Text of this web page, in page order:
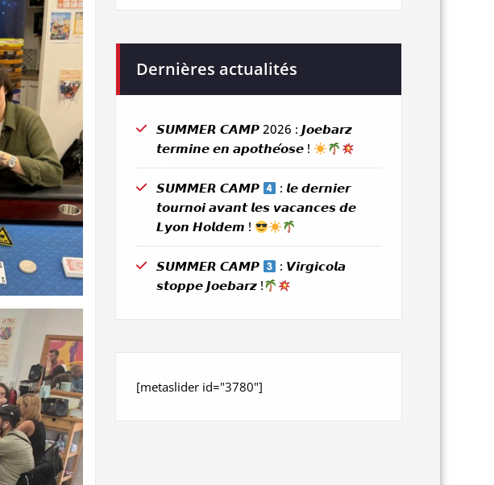
Dernières actualités
𝙎𝙐𝙈𝙈𝙀𝙍 𝘾𝘼𝙈𝙋 2026 : 𝙅𝙤𝙚𝙗𝙖𝙧𝙯
𝙩𝙚𝙧𝙢𝙞𝙣𝙚 𝙚𝙣 𝙖𝙥𝙤𝙩𝙝𝙚́𝙤𝙨𝙚 !
𝙎𝙐𝙈𝙈𝙀𝙍 𝘾𝘼𝙈𝙋
: 𝙡𝙚 𝙙𝙚𝙧𝙣𝙞𝙚𝙧
𝙩𝙤𝙪𝙧𝙣𝙤𝙞 𝙖𝙫𝙖𝙣𝙩 𝙡𝙚𝙨 𝙫𝙖𝙘𝙖𝙣𝙘𝙚𝙨 𝙙𝙚
𝙇𝙮𝙤𝙣 𝙃𝙤𝙡𝙙𝙚𝙢 !
𝙎𝙐𝙈𝙈𝙀𝙍 𝘾𝘼𝙈𝙋
: 𝙑𝙞𝙧𝙜𝙞𝙘𝙤𝙡𝙖
𝙨𝙩𝙤𝙥𝙥𝙚 𝙅𝙤𝙚𝙗𝙖𝙧𝙯 !
[metaslider id="3780"]